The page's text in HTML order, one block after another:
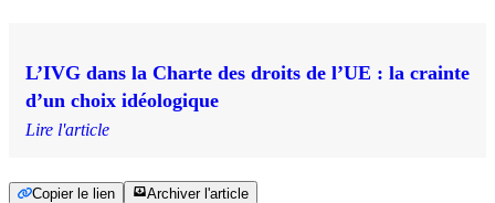
L’IVG dans la Charte des droits de l’UE : la crainte
d’un choix idéologique
Lire l'article
Copier le lien Archiver l'article